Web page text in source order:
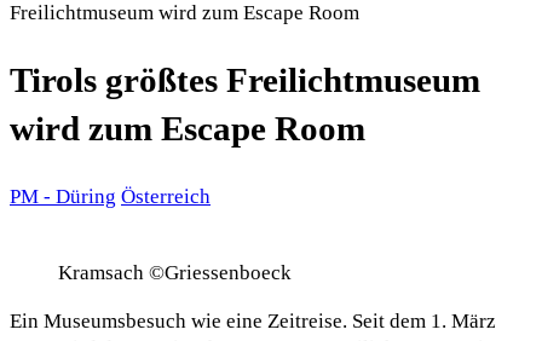
Freilichtmuseum wird zum Escape Room
Tirols größtes Freilichtmuseum
wird zum Escape Room
PM - Düring Österreich
Kramsach ©Griessenboeck
Ein Museumsbesuch wie eine Zeitreise. Seit dem 1. März